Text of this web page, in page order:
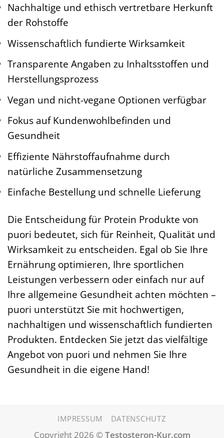
Nachhaltige und ethisch vertretbare Herkunft
der Rohstoffe
Wissenschaftlich fundierte Wirksamkeit
Transparente Angaben zu Inhaltsstoffen und
Herstellungsprozess
Vegan und nicht-vegane Optionen verfügbar
Fokus auf Kundenwohlbefinden und
Gesundheit
Effiziente Nährstoffaufnahme durch
natürliche Zusammensetzung
Einfache Bestellung und schnelle Lieferung
Die Entscheidung für Protein Produkte von
puori bedeutet, sich für Reinheit, Qualität und
Wirksamkeit zu entscheiden. Egal ob Sie Ihre
Ernährung optimieren, Ihre sportlichen
Leistungen verbessern oder einfach nur auf
Ihre allgemeine Gesundheit achten möchten –
puori unterstützt Sie mit hochwertigen,
nachhaltigen und wissenschaftlich fundierten
Produkten. Entdecken Sie jetzt das vielfältige
Angebot von puori und nehmen Sie Ihre
Gesundheit in die eigene Hand!
IMPRESSUM DATENSCHUTZ
Copyright 2026 ©Testosteron-Kur.com